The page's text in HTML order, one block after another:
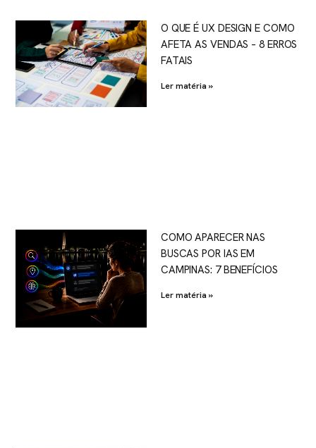
O QUE É UX DESIGN E COMO
AFETA AS VENDAS – 8 ERROS
FATAIS
Ler matéria »
COMO APARECER NAS
BUSCAS POR IAS EM
CAMPINAS: 7 BENEFÍCIOS
Ler matéria »